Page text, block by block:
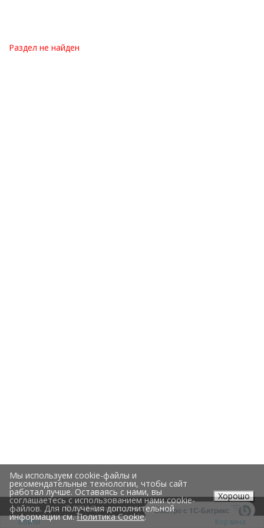
Войти Корзина
Раздел не найден
© 2018 Производство и доставка еды
Быстро с 1С-Битрикс
Мы используем cookie-файлы и
рекомендательные технологии, чтобы сайт
работал лучше. Оставаясь с нами, вы
соглашаетесь с использованием нами cookie-
файлов. Для получения дополнительной
информации см.Политика Cookie.
Хорошо